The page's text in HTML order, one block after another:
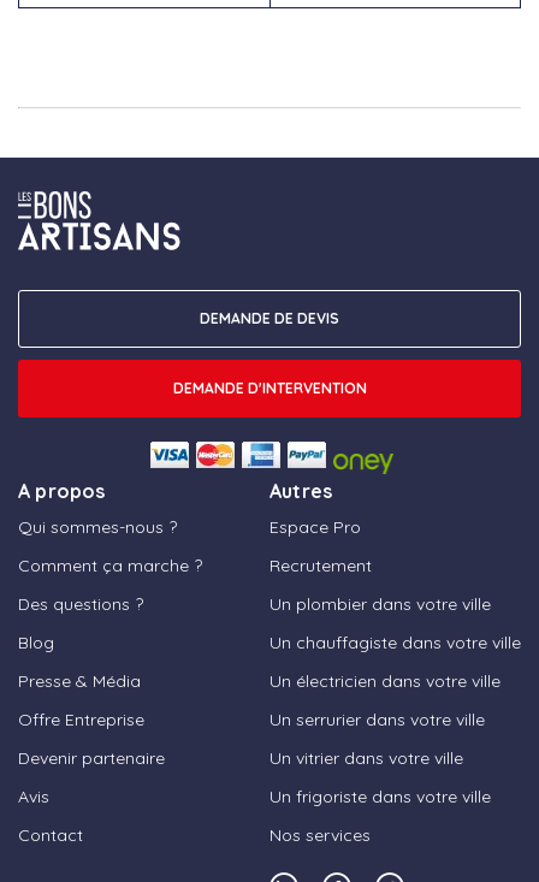
A propos
Qui sommes-nous ?
Comment ça marche ?
Des questions ?
Blog
Presse & Média
Offre Entreprise
Devenir partenaire
Avis
Contact
Autres
Espace Pro
Recrutement
Un plombier dans votre ville
Un chauffagiste dans votre ville
Un électricien dans votre ville
Un serrurier dans votre ville
Un vitrier dans votre ville
Un frigoriste dans votre ville
Nos services
DEMANDE DE DEVIS
DEMANDE D'INTERVENTION